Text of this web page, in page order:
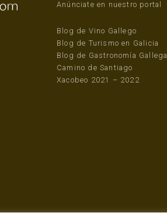
Anúnciate en nuestro portal
Blog de Vino Gallego
Blog de Turismo en Galicia
Blog de Gastronomía Gallega
Camino de Santiago
Xacobeo 2021 – 2022